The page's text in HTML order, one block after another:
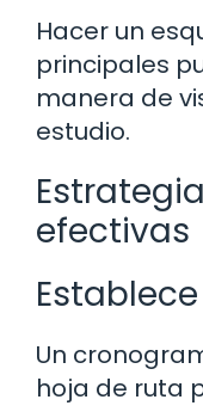
Hacer un
principales
manera de
estudio.
efectivas
Un
hoja de ruta